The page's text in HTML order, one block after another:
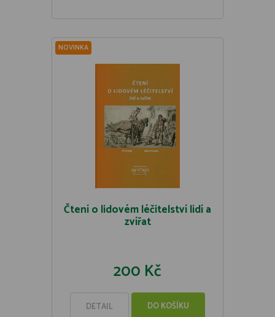
NOVINKA
Čtení o lidovém léčitelství lidí a
zvířat
200 Kč
DETAIL DO KOŠÍKU